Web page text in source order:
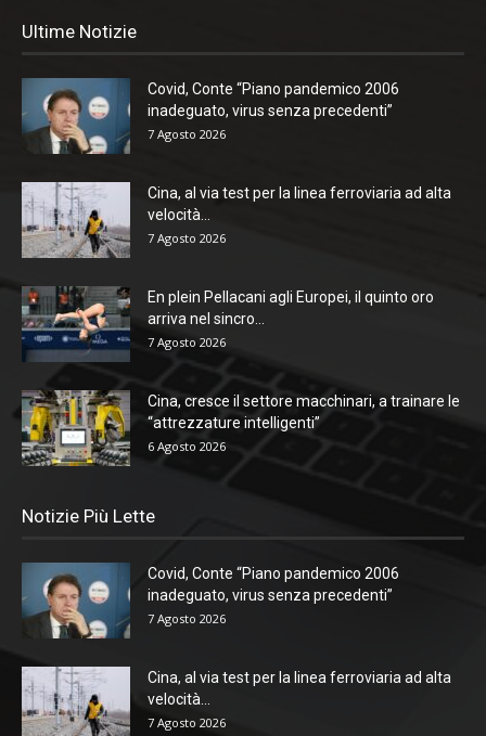
Ultime Notizie
Covid, Conte “Piano pandemico 2006
inadeguato, virus senza precedenti”
7 Agosto 2026
Cina, al via test per la linea ferroviaria ad alta
velocità...
7 Agosto 2026
En plein Pellacani agli Europei, il quinto oro
arriva nel sincro...
7 Agosto 2026
Cina, cresce il settore macchinari, a trainare le
“attrezzature intelligenti”
6 Agosto 2026
Notizie Più Lette
Covid, Conte “Piano pandemico 2006
inadeguato, virus senza precedenti”
7 Agosto 2026
Cina, al via test per la linea ferroviaria ad alta
velocità...
7 Agosto 2026